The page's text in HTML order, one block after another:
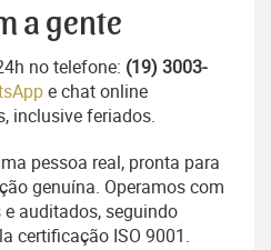
a gente
no telefone: (19) 3003-
e chat online
inclusive feriados.
pessoa real, pronta para
genuína. Operamos com
auditados, seguindo
certificação ISO 9001.